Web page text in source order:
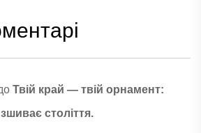
Твій край — твій орнамент:
століття.